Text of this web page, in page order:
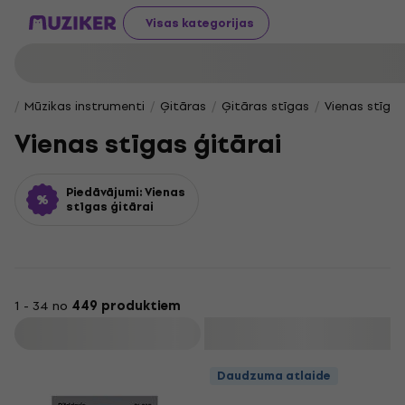
Visas kategorijas
Mūzikas instrumenti Ģitāras Ģitāras stīgas Vienas
Vienas stīgas ģitārai
Piedāvājumi: Vienas
stīgas ģitārai
1 - 34 no 449 produktiem
Daudzuma atlaide